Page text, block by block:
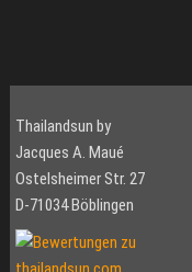
Thailandsun by
Jacques A. Maué
Ostelsheimer Str. 27
D-71034 Böblingen